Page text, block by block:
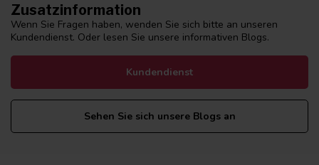
Zusatzinformation
Wenn Sie Fragen haben, wenden Sie sich bitte an unseren
Kundendienst. Oder lesen Sie unsere informativen Blogs.
Kundendienst
Sehen Sie sich unsere Blogs an